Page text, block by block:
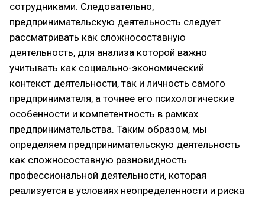
сотрудниками. Следовательно,
предпринимательскую деятельность следует
рассматривать как сложносоставную
деятельность, для анализа которой важно
учитывать как социально-экономический
контекст деятельности, так и личность самого
предпринимателя, а точнее его психологические
особенности и компетентность в рамках
предпринимательства. Таким образом, мы
определяем предпринимательскую деятельность
как сложносоставную разновидность
профессиональной деятельности, которая
реализуется в условиях неопределенности и риска